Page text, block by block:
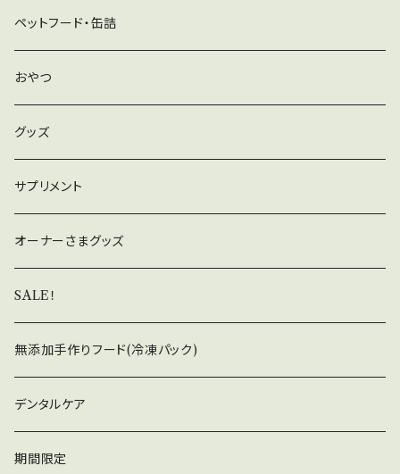
ペットフード・缶詰
おやつ
グッズ
サプリメント
オーナーさまグッズ
SALE！
無添加手作りフード(冷凍パック)
デンタルケア
期間限定